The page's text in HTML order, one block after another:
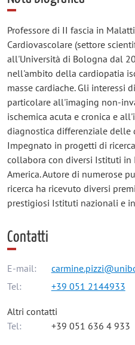
Professore di II fascia in
Cardiovascolare (settore
all'Università di Bologna dal
nell'ambito della cardiopatia
masse cardiache. Gli interessi
particolare all'imaging non-
ischemica acuta e cronica e
diagnostica differenziale delle
Impegnato in progetti di
collabora con diversi Istituti in
America. Autore di numerose
ricerca ha ricevuto diversi
prestigiosi Istituti nazionali e
Contatti
E-mail:
Tel:
+39 051 2144933
Altri contatti
Tel:
+39 051 636 4 933